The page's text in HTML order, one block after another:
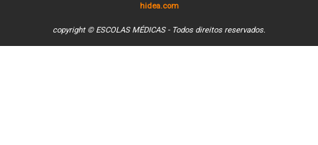
hidea.com
copyright © ESCOLAS MÉDICAS - Todos direitos reservados.